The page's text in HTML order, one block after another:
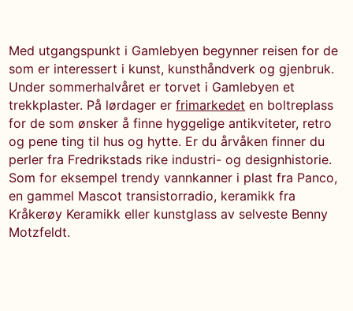
Med utgangspunkt i Gamlebyen begynner reisen for de
som er interessert i kunst, kunsthåndverk og gjenbruk.
Under sommerhalvåret er torvet i Gamlebyen et
trekkplaster. På lørdager erfrimarkedet en boltreplass
for de som ønsker å finne hyggelige antikviteter, retro
og pene ting til hus og hytte. Er du årvåken finner du
perler fra Fredrikstads rike industri- og designhistorie.
Som for eksempel trendy vannkanner i plast fra Panco,
en gammel Mascot transistorradio, keramikk fra
Kråkerøy Keramikk eller kunstglass av selveste Benny
Motzfeldt.